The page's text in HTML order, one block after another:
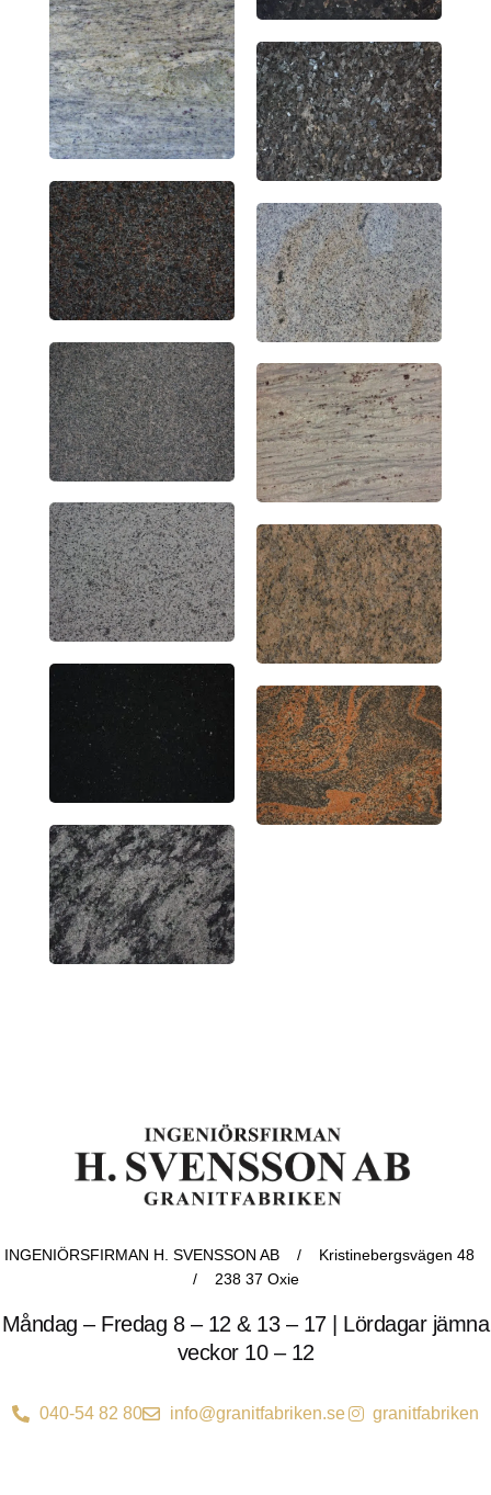
INGENIÖRSFIRMAN H. SVENSSON AB / Kristinebergsvägen 48
/ 238 37 Oxie
Måndag – Fredag 8 – 12 & 13 – 17 | Lördagar jämna
veckor 10 – 12
040-54 82 80 info@granitfabriken.se granitfabriken